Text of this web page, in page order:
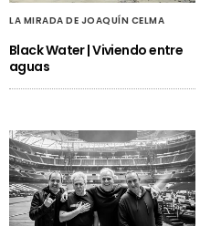
LA MIRADA DE JOAQUÍN CELMA
Black Water | Viviendo entre
aguas